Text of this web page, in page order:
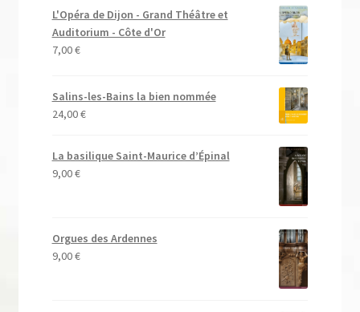
L'Opéra de Dijon - Grand Théâtre et
Auditorium - Côte d'Or
7,00€
Salins-les-Bains la bien nommée
24,00€
La basilique Saint-Maurice d’Épinal
9,00€
Orgues des Ardennes
9,00€